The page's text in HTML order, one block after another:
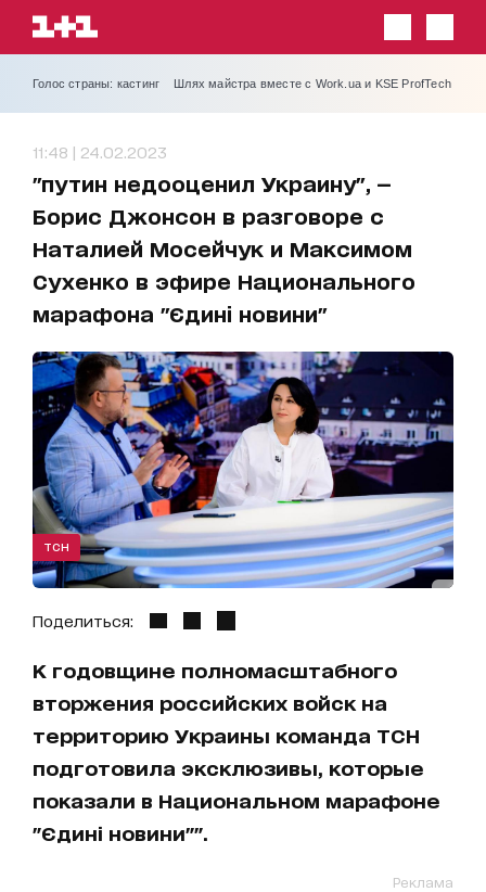
Голос страны: кастинг Шлях майстра вместе с Work.ua и KSE ProfTech
11:48 | 24.02.2023
"путин недооценил Украину", —
Борис Джонсон в разговоре с
Наталией Мосейчук и Максимом
Сухенко в эфире Национального
марафона "Єдині новини"
ТСН
Поделиться:
К годовщине полномасштабного
вторжения российских войск на
территорию Украины команда ТСН
подготовила эксклюзивы, которые
показали в Национальном марафоне
"Єдині новини"".
Реклама